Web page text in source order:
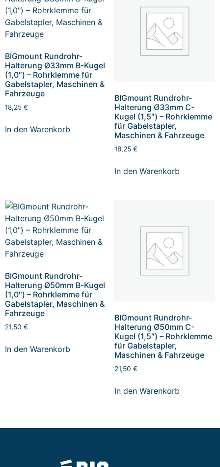
BIGmount Rundrohr-
Halterung Ø33mm B-Kugel
(1,0″) – Rohrklemme für
Gabelstapler, Maschinen &
Fahrzeuge
18,25 €
In den Warenkorb
BIGmount Rundrohr-
Halterung Ø33mm C-
Kugel (1,5″) – Rohrklemme
für Gabelstapler,
Maschinen & Fahrzeuge
18,25 €
In den Warenkorb
BIGmount Rundrohr-
Halterung Ø50mm B-Kugel
(1,0″) – Rohrklemme für
Gabelstapler, Maschinen &
Fahrzeuge
21,50 €
In den Warenkorb
BIGmount Rundrohr-
Halterung Ø50mm C-
Kugel (1,5″) – Rohrklemme
für Gabelstapler,
Maschinen & Fahrzeuge
21,50 €
In den Warenkorb